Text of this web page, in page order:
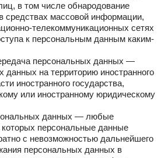
в том числе обнародование
средствах массовой информации,
телекоммуникационных сетях
к персональным данным каким-
персональных данных —
данных на территорию иностранного
иностранного государства,
или иностранному юридическому
данных — любые
которых персональные данные
с невозможностью дальнейшего
персональных данных в